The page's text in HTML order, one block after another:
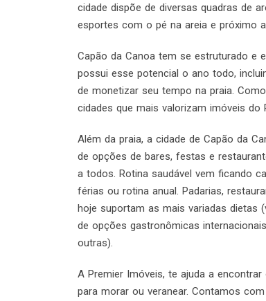
cidade dispõe de diversas quadras de
esportes com o pé na areia e próximo
Capão da Canoa tem se estruturado e
possui esse potencial o ano todo,
de monetizar seu tempo na praia.
cidades que mais valorizam imóveis do
Além da praia, a cidade de Capão da
de opções de bares, festas e
a todos. Rotina saudável vem ficando
férias ou rotina anual. Padarias,
hoje suportam as mais variadas dietas
de opções gastronômicas
outras).
A Premier Imóveis, te ajuda a
para morar ou veranear. Contamos